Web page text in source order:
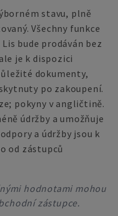
stavu, plně
Všechny funkce
bude prodáván bez
je k dispozici
dokumenty,
po zakoupení.
pokyny v angličtině.
údržby a umožňuje
a údržby jsou k
od zástupců
hodnotami mohou
zástupce.